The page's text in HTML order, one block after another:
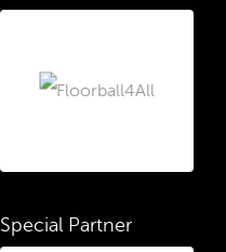
Special Partner